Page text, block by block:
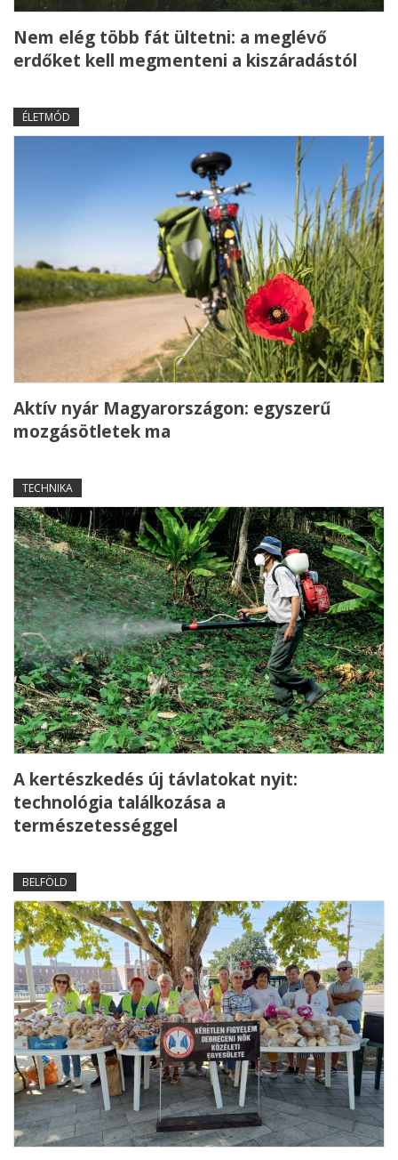
Nem elég több fát ültetni: a meglévő
erdőket kell megmenteni a kiszáradástól
ÉLETMÓD
Aktív nyár Magyarországon: egyszerű
mozgásötletek ma
TECHNIKA
A kertészkedés új távlatokat nyit:
technológia találkozása a
természetességgel
BELFÖLD